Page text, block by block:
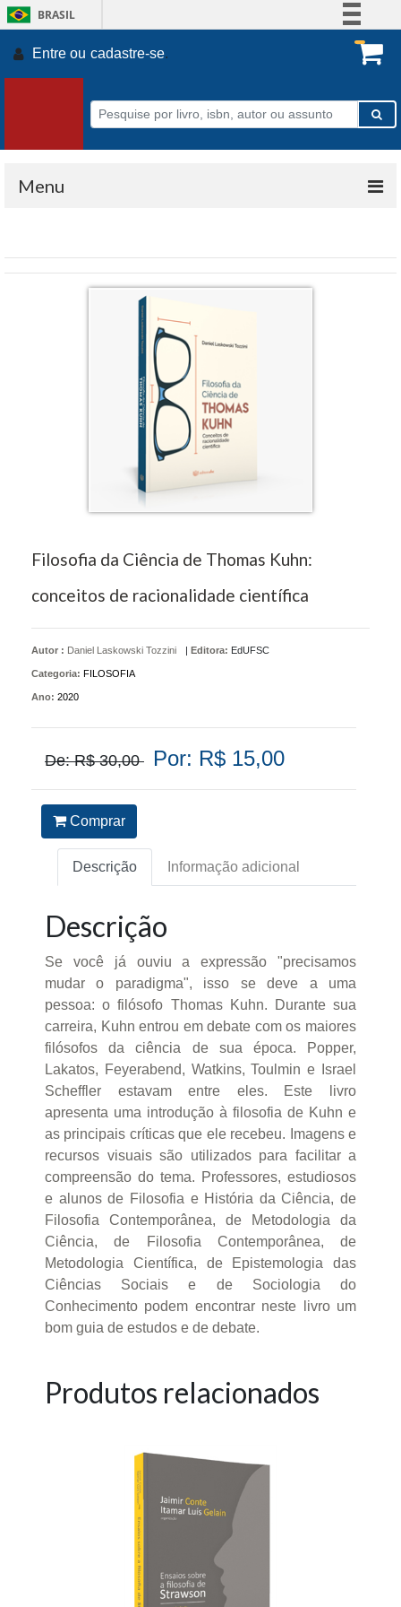
BRASIL
Participe
Acesso à informação
Legislação
Entre ou cadastre-se.
Menu
Filosofia da Ciência de Thomas Kuhn:
conceitos de racionalidade científica
Autor : Daniel Laskowski Tozzini | Editora: EdUFSC
Categoria: FILOSOFIA
Ano: 2020
De: R$ 30,00 Por: R$ 15,00
Comprar
Descrição Informação adicional
Descrição
Se você já ouviu a expressão "precisamos
mudar o paradigma", isso se deve a uma
pessoa: o filósofo Thomas Kuhn. Durante sua
carreira, Kuhn entrou em debate com os maiores
filósofos da ciência de sua época. Popper,
Lakatos, Feyerabend, Watkins, Toulmin e Israel
Scheffler estavam entre eles. Este livro
apresenta uma introdução à filosofia de Kuhn e
as principais críticas que ele recebeu. Imagens e
recursos visuais são utilizados para facilitar a
compreensão do tema. Professores, estudiosos
e alunos de Filosofia e História da Ciência, de
Filosofia Contemporânea, de Metodologia da
Ciência, de Filosofia Contemporânea, de
Metodologia Científica, de Epistemologia das
Ciências Sociais e de Sociologia do
Conhecimento podem encontrar neste livro um
bom guia de estudos e de debate.
Produtos relacionados